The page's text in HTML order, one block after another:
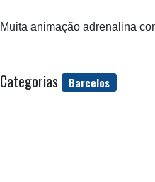
Muita animação adrenalina
Categorias Barcelos